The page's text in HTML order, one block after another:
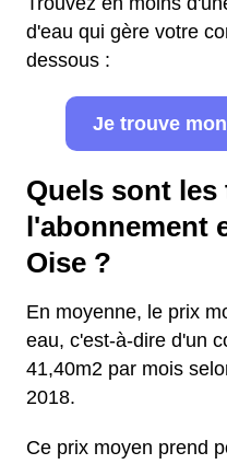
d'eau qui gère votre
dessous :
Je trouve
Quels sont les
l'abonnement
Oise ?
En moyenne, le prix
eau, c'est-à-dire d'un
41,40m2 par mois
2018.
Ce prix moyen prend